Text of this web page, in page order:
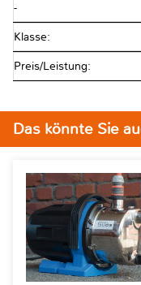
-
Klasse:
Preis/Leistung:
Das könnte Sie